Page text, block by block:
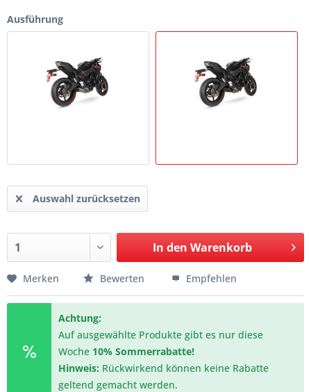
Ausführung
Auswahl zurücksetzen
In den Warenkorb
Merken Bewerten Empfehlen
Achtung:
Auf ausgewählte Produkte gibt es nur diese
Woche 10% Sommerrabatte!
Hinweis: Rückwirkend können keine Rabatte
geltend gemacht werden.